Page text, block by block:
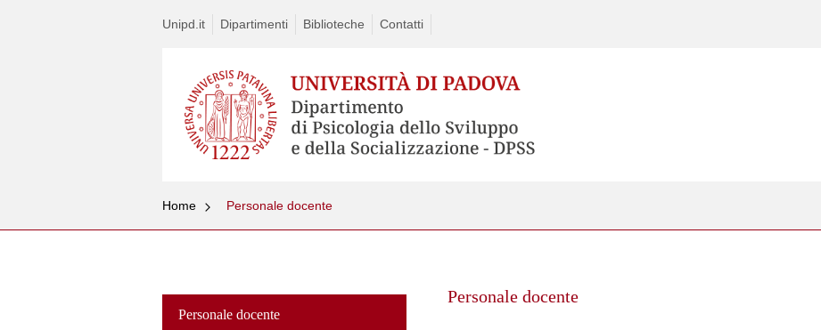
Unipd.it Dipartimenti Biblioteche Contatti
Home Personale docente
Personale docente
Personale docente